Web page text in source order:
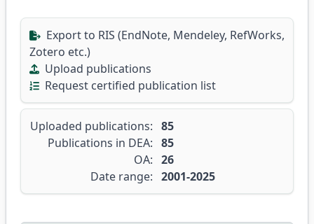
Export to RIS (EndNote, Mendeley, RefWorks,
Zotero etc.)
Upload publications
Request certified publication list
Uploaded publications: 85
Publications in DEA: 85
OA: 26
Date range: 2001-2025